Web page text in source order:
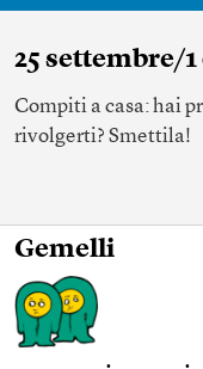
25 settembre/
Compiti a casa: hai
rivolgerti? Smettila!
Gemelli